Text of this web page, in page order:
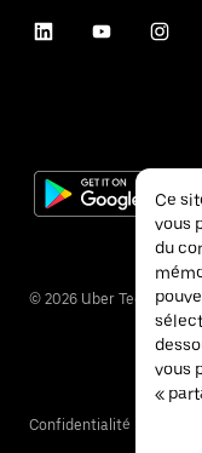
© 2026 Uber
Confidentialité
Ce
vous
du
vous
«